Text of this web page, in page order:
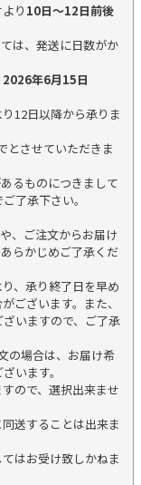
り 10日～12日前後
は、発送に日数がか
2026年6月15日
12日以降から承りま
とさせていただきま
るものにつきまして
了承下さい。
、ご注文からお届け
らかじめご了承くだ
、承り終了日を早め
ございます。また、
いますので、ご了承
の場合は、お届け希
います。
ので、選択出来ませ
送することは出来ま
はお受け致しかねま